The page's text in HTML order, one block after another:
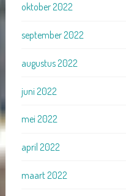
oktober 2022
september 2022
augustus 2022
juni 2022
mei 2022
april 2022
maart 2022